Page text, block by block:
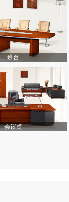
班台
会议桌